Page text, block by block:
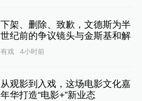
下架、删除、致歉，文德斯为半
世纪前的争议镜头与金斯基和解
有戏 4小时前
从观影到入戏，这场电影文化嘉
年华打造“电影+”新业态